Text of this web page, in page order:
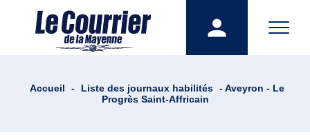
Accueil - Liste des journaux habilités - Aveyron - Le
Progrès Saint-Affricain